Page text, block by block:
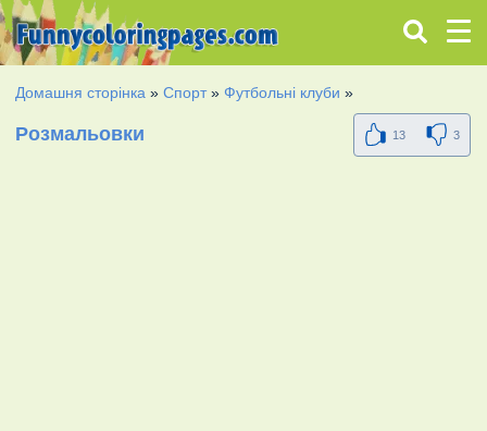
Домашня сторінка »Спорт»Футбольні клуби »
Розмальовки 13 3